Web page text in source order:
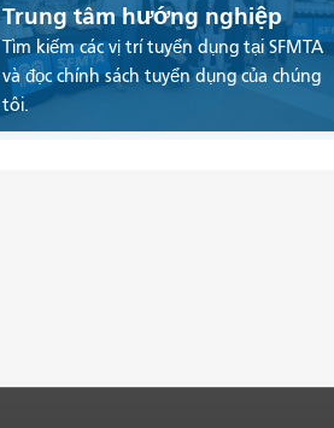
Trung tâm hướng nghiệp
Tìm kiếm các vị trí tuyển dụng tại SFMTA
và đọc chính sách tuyển dụng của chúng
tôi.